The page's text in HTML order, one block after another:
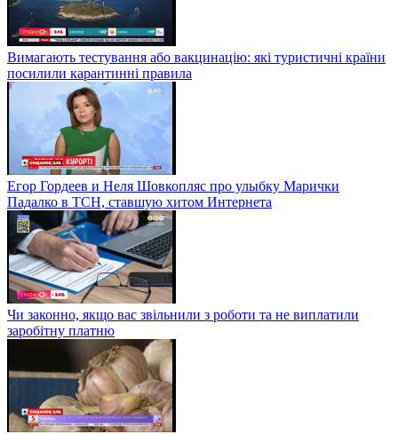
Вимагають тестування або вакцинацію: які туристичні країни
посилили карантинні правила
Егор Гордеев и Неля Шовкопляс про улыбку Марички
Падалко в ТСН, ставшую хитом Интернета
Чи законно, якщо вас звільнили з роботи та не виплатили
заробітну платню